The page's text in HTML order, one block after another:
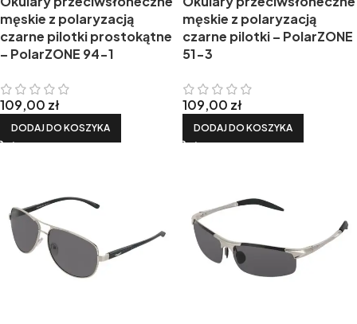
męskie z polaryzacją
czarne pilotki prostokątne
– PolarZONE 94-1
109,00 zł
DODAJ DO KOSZYKA
męskie z polaryzacją
czarne pilotki – PolarZONE
51-3
109,00 zł
DODAJ DO KOSZYKA